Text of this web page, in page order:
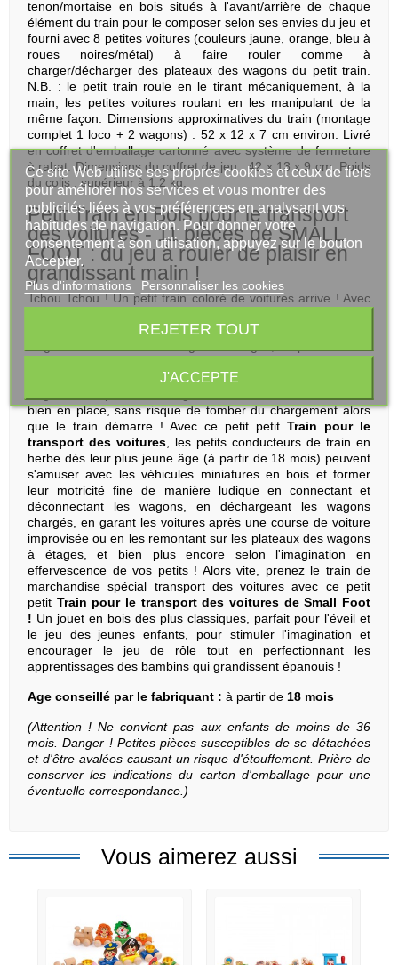
tenon/mortaise en bois situés à l'avant/arrière de chaque
élément du train pour le composer selon ses envies du jeu et
fourni avec 8 petites voitures (couleurs jaune, orange, bleu à
roues noires/métal) à faire rouler comme à
charger/décharger des plateaux des wagons du petit train.
N.B. : le petit train roule en le tirant mécaniquement, à la
main; les petites voitures roulant en les manipulant de la
même façon. Dimensions approximatives du train (montage
complet 1 loco + 2 wagons) : 52 x 12 x 7 cm environ. Livré
en coffret d'emballage cartonné avec système de fermeture
à rabat. Dimensions du coffret de jeu : 42 x 13 x 9 cm. Poids
du colis : supérieur à 1,2 kg.
Petit Train en Bois pour le transport
des voitures - 11 pièces de SMALL
FOOT : du jeu à rouler de plaisir en
grandissant malin !
Tchou Tchou ! Un petit train coloré de voitures arrive ! Avec
, vous allez aimer explorer votre chambre et au-delà !
Regardez : sur les deux wagons à étages, ce petit train en
colorées qui l'accompagne. Chaque wagon a deux étages,
bien en place, sans risque de tomber du chargement alors
que le train démarre ! Avec ce petit petit Train pour le
transport des voitures, les petits conducteurs de train en
herbe dès leur plus jeune âge (à partir de 18 mois) peuvent
s'amuser avec les véhicules miniatures en bois et former
leur motricité fine de manière ludique en connectant et
déconnectant les wagons, en déchargeant les wagons
chargés, en garant les voitures après une course de voiture
improvisée ou en les remontant sur les plateaux des wagons
à étages, et bien plus encore selon l'imagination en
effervescence de vos petits ! Alors vite, prenez le train de
marchandise spécial transport des voitures avec ce petit
petit Train pour le transport des voitures de Small Foot
! Un jouet en bois des plus classiques, parfait pour l'éveil et
le jeu des jeunes enfants, pour stimuler l'imagination et
encourager le jeu de rôle tout en perfectionnant les
apprentissages des bambins qui grandissent épanouis !
Age conseillé par le fabriquant : à partir de 18 mois
(Attention ! Ne convient pas aux enfants de moins de 36
mois. Danger ! Petites pièces susceptibles de se détachées
et d'être avalées causant un risque d'étouffement. Prière de
conserver les indications du carton d'emballage pour une
éventuelle correspondance.)
Vous aimerez aussi
Ce site Web utilise ses propres cookies et ceux de tiers
pour améliorer nos services et vous montrer des
publicités liées à vos préférences en analysant vos
habitudes de navigation. Pour donner votre
consentement à son utilisation, appuyez sur le bouton
Accepter.
Plus d'informations Personnaliser les cookies
REJETER TOUT
J'ACCEPTE